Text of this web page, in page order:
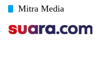
Mitra Media